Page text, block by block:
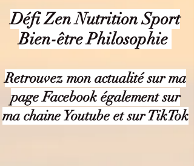
Défi Zen Nutrition Sport
Bien-être Philosophie
Retrouvez mon actualité sur ma
page Facebook également sur
ma chaine Youtube et sur TikTok